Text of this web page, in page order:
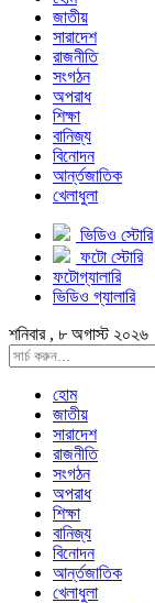
জাতীয়
সারাদেশ
রাজনীতি
সংগঠন
অপরাধ
শিক্ষা
বানিজ্য
বিনোদন
আর্ন্তজাতিক
খেলাধুলা
ভিডিও স্টোরি
ফটো স্টোরি
ফটোগ্যালারি
ভিডিও গ্যালারি
শনিবার , ৮ অগাস্ট ২০২৬
হোম
জাতীয়
সারাদেশ
রাজনীতি
সংগঠন
অপরাধ
শিক্ষা
বানিজ্য
বিনোদন
আর্ন্তজাতিক
খেলাধুলা